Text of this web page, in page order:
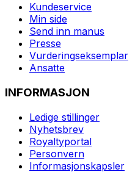
Kundeservice
Min side
Send inn manus
Presse
Vurderingseksemplar
Ansatte
INFORMASJON
Ledige stillinger
Nyhetsbrev
Royaltyportal
Personvern
Informasjonskapsler